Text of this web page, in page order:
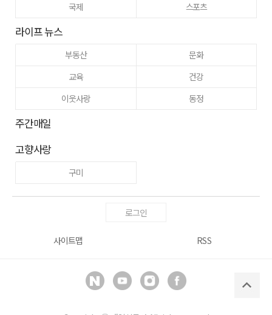
국제
스포츠
라이프 뉴스
부동산
문화
교육
건강
이웃사랑
동정
주간매일
고향사랑
구미
로그인
사이트맵 RSS